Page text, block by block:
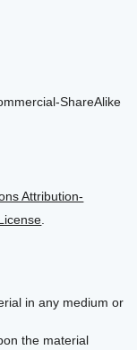
ShareAlike
Attribution-
in any medium or
the material